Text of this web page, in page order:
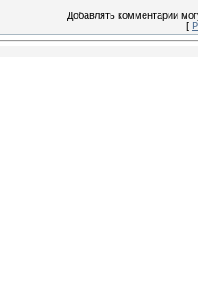
Добавлять комментарии
[